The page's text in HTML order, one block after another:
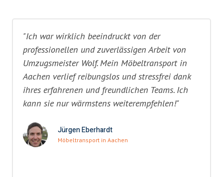
"Ich war wirklich beeindruckt von der
professionellen und zuverlässigen Arbeit von
Umzugsmeister Wolf. Mein Möbeltransport in
Aachen verlief reibungslos und stressfrei dank
ihres erfahrenen und freundlichen Teams. Ich
kann sie nur wärmstens weiterempfehlen!"
Jürgen Eberhardt
Möbeltransport in Aachen